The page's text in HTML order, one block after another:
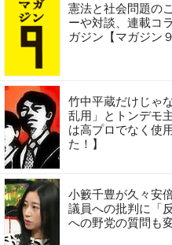
憲法と社会問題の
ーや対談、連載コ
ガジン【マガジン
竹中平蔵だけじゃ
乱用」とトンデモ
は高プロでなく使
た！】
小籔千豊が久々安
議員への批判に「
への野党の質問も